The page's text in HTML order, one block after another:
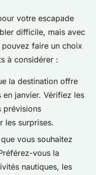
votre escapade
difficile, mais avec
faire un choix
à considérer :
la destination offre
janvier. Vérifiez les
prévisions
les surprises.
vous souhaitez
vous la
nautiques, les